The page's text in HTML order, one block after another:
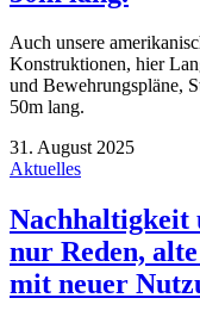
Auch unsere
Konstruktionen, hier
und Bewehrungspläne,
50m lang.
31. August 2025
Aktuelles
Nachhaltigkeit
nur Reden,
mit neuer